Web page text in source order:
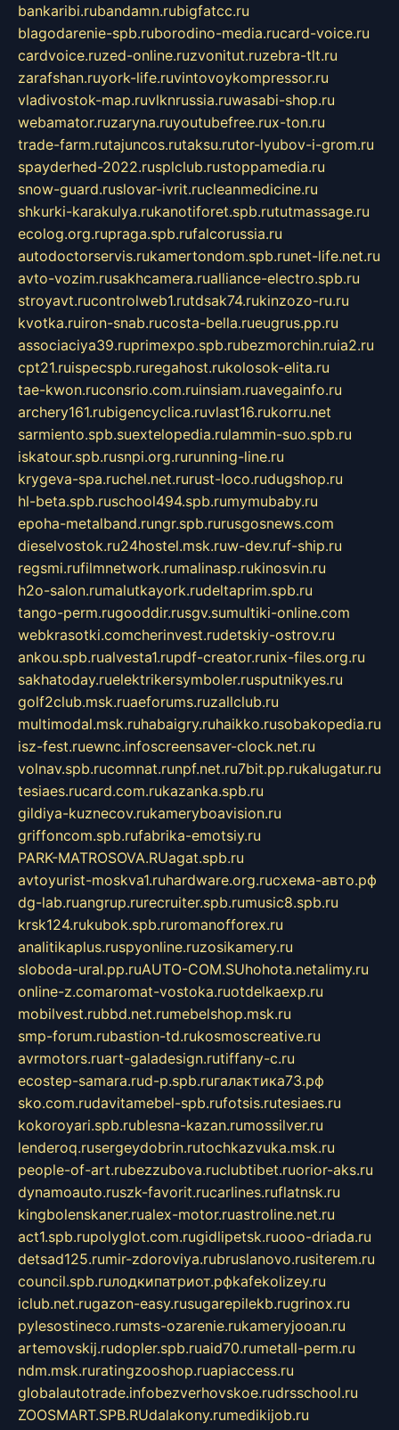
bankaribi.rubandamn.rubigfatcc.ru
blagodarenie-spb.ruborodino-media.rucard-voice.ru
cardvoice.ruzed-online.ruzvonitut.ruzebra-tlt.ru
zarafshan.ruyork-life.ruvintovoykompressor.ru
vladivostok-map.ruvlknrussia.ruwasabi-shop.ru
webamator.ruzaryna.ruyoutubefree.rux-ton.ru
trade-farm.rutajuncos.rutaksu.rutor-lyubov-i-grom.ru
spayderhed-2022.rusplclub.rustoppamedia.ru
snow-guard.ruslovar-ivrit.rucleanmedicine.ru
shkurki-karakulya.rukanotiforet.spb.rututmassage.ru
ecolog.org.rupraga.spb.rufalcorussia.ru
autodoctorservis.rukamertondom.spb.runet-life.net.ru
avto-vozim.rusakhcamera.rualliance-electro.spb.ru
stroyavt.rucontrolweb1.rutdsak74.rukinzozo-ru.ru
kvotka.ruiron-snab.rucosta-bella.rueugrus.pp.ru
associaciya39.ruprimexpo.spb.rubezmorchin.ruia2.ru
cpt21.ruispecspb.ruregahost.rukolosok-elita.ru
tae-kwon.ruconsrio.com.ruinsiam.ruavegainfo.ru
archery161.rubigencyclica.ruvlast16.rukorru.net
sarmiento.spb.suextelopedia.rulammin-suo.spb.ru
iskatour.spb.rusnpi.org.rurunning-line.ru
krygeva-spa.ruchel.net.rurust-loco.rudugshop.ru
hl-beta.spb.ruschool494.spb.rumymubaby.ru
epoha-metalband.rungr.spb.rurusgosnews.com
dieselvostok.ru24hostel.msk.ruw-dev.ruf-ship.ru
regsmi.rufilmnetwork.rumalinasp.rukinosvin.ru
h2o-salon.rumalutkayork.rudeltaprim.spb.ru
tango-perm.rugooddir.rusgv.sumultiki-online.com
webkrasotki.comcherinvest.rudetskiy-ostrov.ru
ankou.spb.rualvesta1.rupdf-creator.runix-files.org.ru
sakhatoday.ruelektrikersymboler.rusputnikyes.ru
golf2club.msk.ruaeforums.ruzallclub.ru
multimodal.msk.ruhabaigry.ruhaikko.rusobakopedia.ru
isz-fest.ruewnc.infoscreensaver-clock.net.ru
volnav.spb.rucomnat.runpf.net.ru7bit.pp.rukalugatur.ru
tesiaes.rucard.com.rukazanka.spb.ru
gildiya-kuznecov.rukameryboavision.ru
griffoncom.spb.rufabrika-emotsiy.ru
PARK-MATROSOVA.RUagat.spb.ru
avtoyurist-moskva1.ruhardware.org.ruсхема-авто.рф
dg-lab.ruangrup.rurecruiter.spb.rumusic8.spb.ru
krsk124.rukubok.spb.ruromanofforex.ru
analitikaplus.ruspyonline.ruzosikamery.ru
sloboda-ural.pp.ruAUTO-COM.SUhohota.netalimy.ru
online-z.comaromat-vostoka.ruotdelkaexp.ru
mobilvest.rubbd.net.rumebelshop.msk.ru
smp-forum.rubastion-td.rukosmoscreative.ru
avrmotors.ruart-galadesign.rutiffany-c.ru
ecostep-samara.rud-p.spb.ruгалактика73.рф
sko.com.rudavitamebel-spb.rufotsis.rutesiaes.ru
kokoroyari.spb.rublesna-kazan.rumossilver.ru
lenderoq.rusergeydobrin.rutochkazvuka.msk.ru
people-of-art.rubezzubova.ruclubtibet.ruorior-aks.ru
dynamoauto.ruszk-favorit.rucarlines.ruflatnsk.ru
kingbolenskaner.rualex-motor.ruastroline.net.ru
act1.spb.rupolyglot.com.rugidlipetsk.ruooo-driada.ru
detsad125.rumir-zdoroviya.rubruslanovo.rusiterem.ru
council.spb.ruлодкипатриот.рфkafekolizey.ru
iclub.net.rugazon-easy.rusugarepilekb.rugrinox.ru
pylesostineco.rumsts-ozarenie.rukameryjooan.ru
artemovskij.rudopler.spb.ruaid70.rumetall-perm.ru
ndm.msk.ruratingzooshop.ruapiaccess.ru
globalautotrade.infobezverhovskoe.rudrsschool.ru
ZOOSMART.SPB.RUdalakony.rumedikijob.ru